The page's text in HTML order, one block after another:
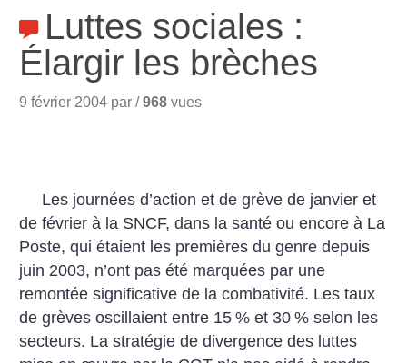
Luttes sociales :
Élargir les brèches
9 février 2004 par /968 vues
Les journées d’action et de grève de janvier et
de février à la SNCF, dans la santé ou encore à La
Poste, qui étaient les premières du genre depuis
juin 2003, n’ont pas été marquées par une
remontée significative de la combativité. Les taux
de grèves oscillaient entre 15 % et 30 % selon les
secteurs. La stratégie de divergence des luttes